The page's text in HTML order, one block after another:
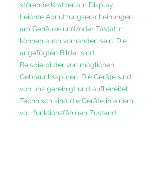
störende Kratzer am Display.
Leichte Abnutzungserscheinungen
am Gehäuse und/oder Tastatur
können auch vorhanden sein. Die
angefügten Bilder sind
Beispielbilder von möglichen
Gebrauchsspuren. Die Geräte sind
von uns gereinigt und aufbereitet.
Technisch sind die Geräte in einem
voll funktionsfähigen Zustand.